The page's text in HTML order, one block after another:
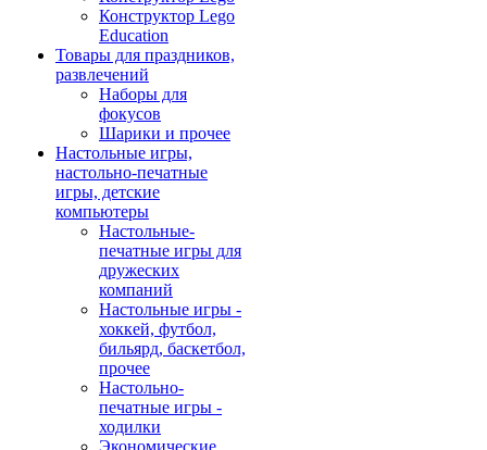
Конструктор Lego
Education
Товары для праздников,
развлечений
Наборы для
фокусов
Шарики и прочее
Настольные игры,
настольно-печатные
игры, детские
компьютеры
Настольные-
печатные игры для
дружеских
компаний
Настольные игры -
хоккей, футбол,
бильярд, баскетбол,
прочее
Настольно-
печатные игры -
ходилки
Экономические